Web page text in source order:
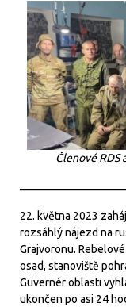
Členové RDS
22. května 2023
rozsáhlý nájezd na
Grajvoronu.
osad, stanoviště
Guvernér oblasti
ukončen po asi 24